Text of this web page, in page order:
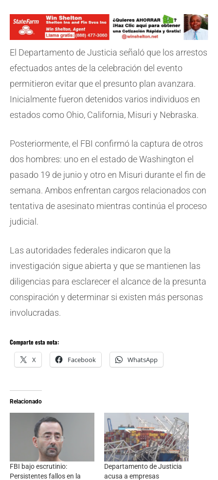
El Departamento de Justicia señaló que los arrestos
efectuados antes de la celebración del evento
permitieron evitar que el presunto plan avanzara.
Inicialmente fueron detenidos varios individuos en
estados como Ohio, California, Misuri y Nebraska.
Posteriormente, el FBI confirmó la captura de otros
dos hombres: uno en el estado de Washington el
pasado 19 de junio y otro en Misuri durante el fin de
semana. Ambos enfrentan cargos relacionados con
tentativa de asesinato mientras continúa el proceso
judicial.
Las autoridades federales indicaron que la
investigación sigue abierta y que se mantienen las
diligencias para esclarecer el alcance de la presunta
conspiración y determinar si existen más personas
involucradas.
Comparte esta nota:
X Facebook WhatsApp
Relacionado
FBI bajo escrutinio:
Persistentes fallos en la
Departamento de Justicia
acusa a empresas